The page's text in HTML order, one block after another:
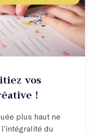
aujourd'hui !
vos
!
plus haut ne
du